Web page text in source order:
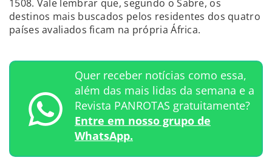
1508. Vale lembrar que, segundo o Sabre, os
destinos mais buscados pelos residentes dos quatro
países avaliados ficam na própria África.
Quer receber notícias como essa,
além das mais lidas da semana e a
Revista PANROTAS gratuitamente?
Entre em nosso grupo de
WhatsApp.